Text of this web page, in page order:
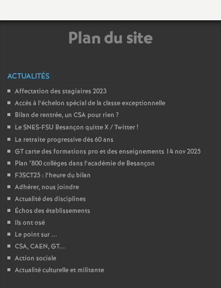
t
d
e
e
Plan du site
ACTUALITÉS
Affectation des stagiaires 2023
Accès à l’échelon spécial de la classe exceptionnelle
Bilan de rentrée, un CSA pour rien ?
Le SNES-FSU Besançon quitte X / Twitter!
La retraite progressive dès 60 ans
GT carte des formations pro et des enseignements 14 nov 2025
Plan "800 collèges dans l’académie de Besançon
F3SCT25 : l’heure du bilan
Adhérer, nous joindre
Actualité des disciplines
Échos des établissements
Ils ont osé
Le point sur ...
CSA, CAEN, GT...
Action sociale
Actualité culturelle et militante